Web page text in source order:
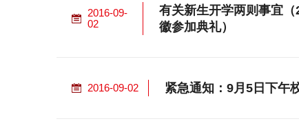
2016-09-
02
有关新生开学两则事宜
徽参加典礼）
2016-09-02 紧急通知：9月5日下午